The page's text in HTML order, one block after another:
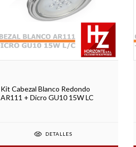
Kit Cabezal Blanco Redondo
AR111 + Dicro GU10 15W LC
DETALLES